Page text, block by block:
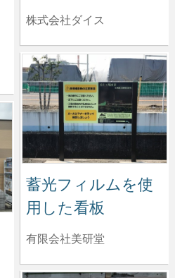
株式会社ダイス
蓄光フィルムを使
用した看板
有限会社美研堂